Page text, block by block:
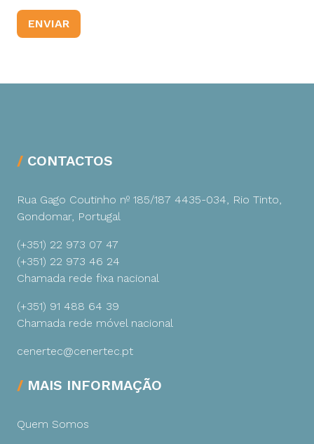
CONTACTOS
Rua Gago Coutinho nº 185/187 4435-034, Rio Tinto,
Gondomar, Portugal
(+351) 22 973 07 47
(+351) 22 973 46 24
Chamada rede fixa nacional
(+351) 91 488 64 39
Chamada rede móvel nacional
cenertec@cenertec.pt
MAIS INFORMAÇÃO
Quem Somos